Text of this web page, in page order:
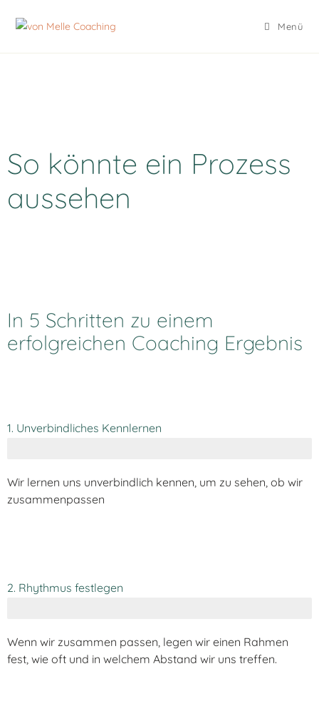
Menü
So könnte ein Prozess
aussehen
In 5 Schritten zu einem
erfolgreichen Coaching Ergebnis
1. Unverbindliches Kennlernen
Wir lernen uns unverbindlich kennen, um zu sehen, ob wir
zusammenpassen
2. Rhythmus festlegen
Wenn wir zusammen passen, legen wir einen Rahmen
fest, wie oft und in welchem Abstand wir uns treffen.